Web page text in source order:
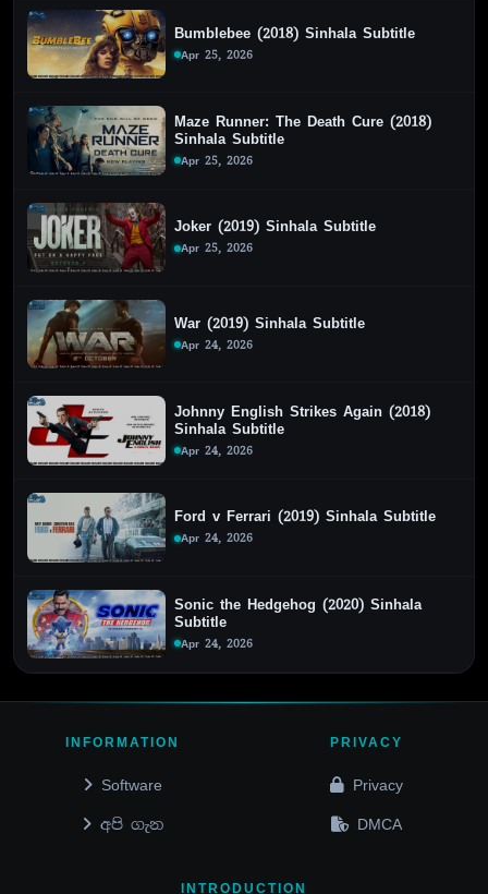
Bumblebee (2018) Sinhala Subtitle
Apr 25, 2026
Maze Runner: The Death Cure (2018)
Sinhala Subtitle
Apr 25, 2026
Joker (2019) Sinhala Subtitle
Apr 25, 2026
War (2019) Sinhala Subtitle
Apr 24, 2026
Johnny English Strikes Again (2018)
Sinhala Subtitle
Apr 24, 2026
Ford v Ferrari (2019) Sinhala Subtitle
Apr 24, 2026
Sonic the Hedgehog (2020) Sinhala
Subtitle
Apr 24, 2026
INFORMATION
Software
අපි ගැන
PRIVACY
Privacy
DMCA
INTRODUCTION